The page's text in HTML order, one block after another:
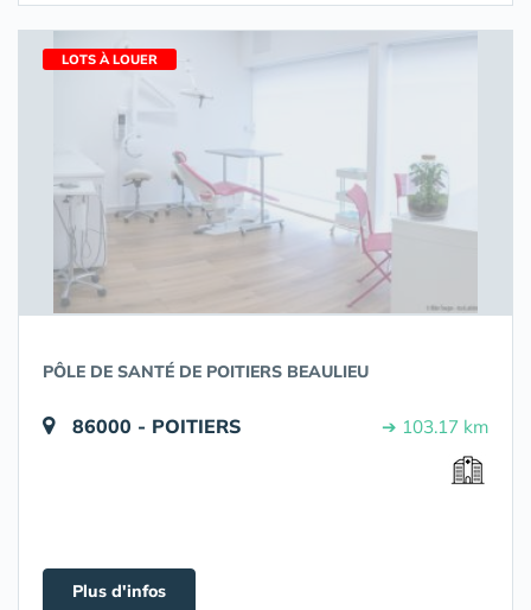
LOTS À LOUER
PÔLE DE SANTÉ DE POITIERS BEAULIEU
86000 - POITIERS ➔ 103.17 km
Plus d'infos